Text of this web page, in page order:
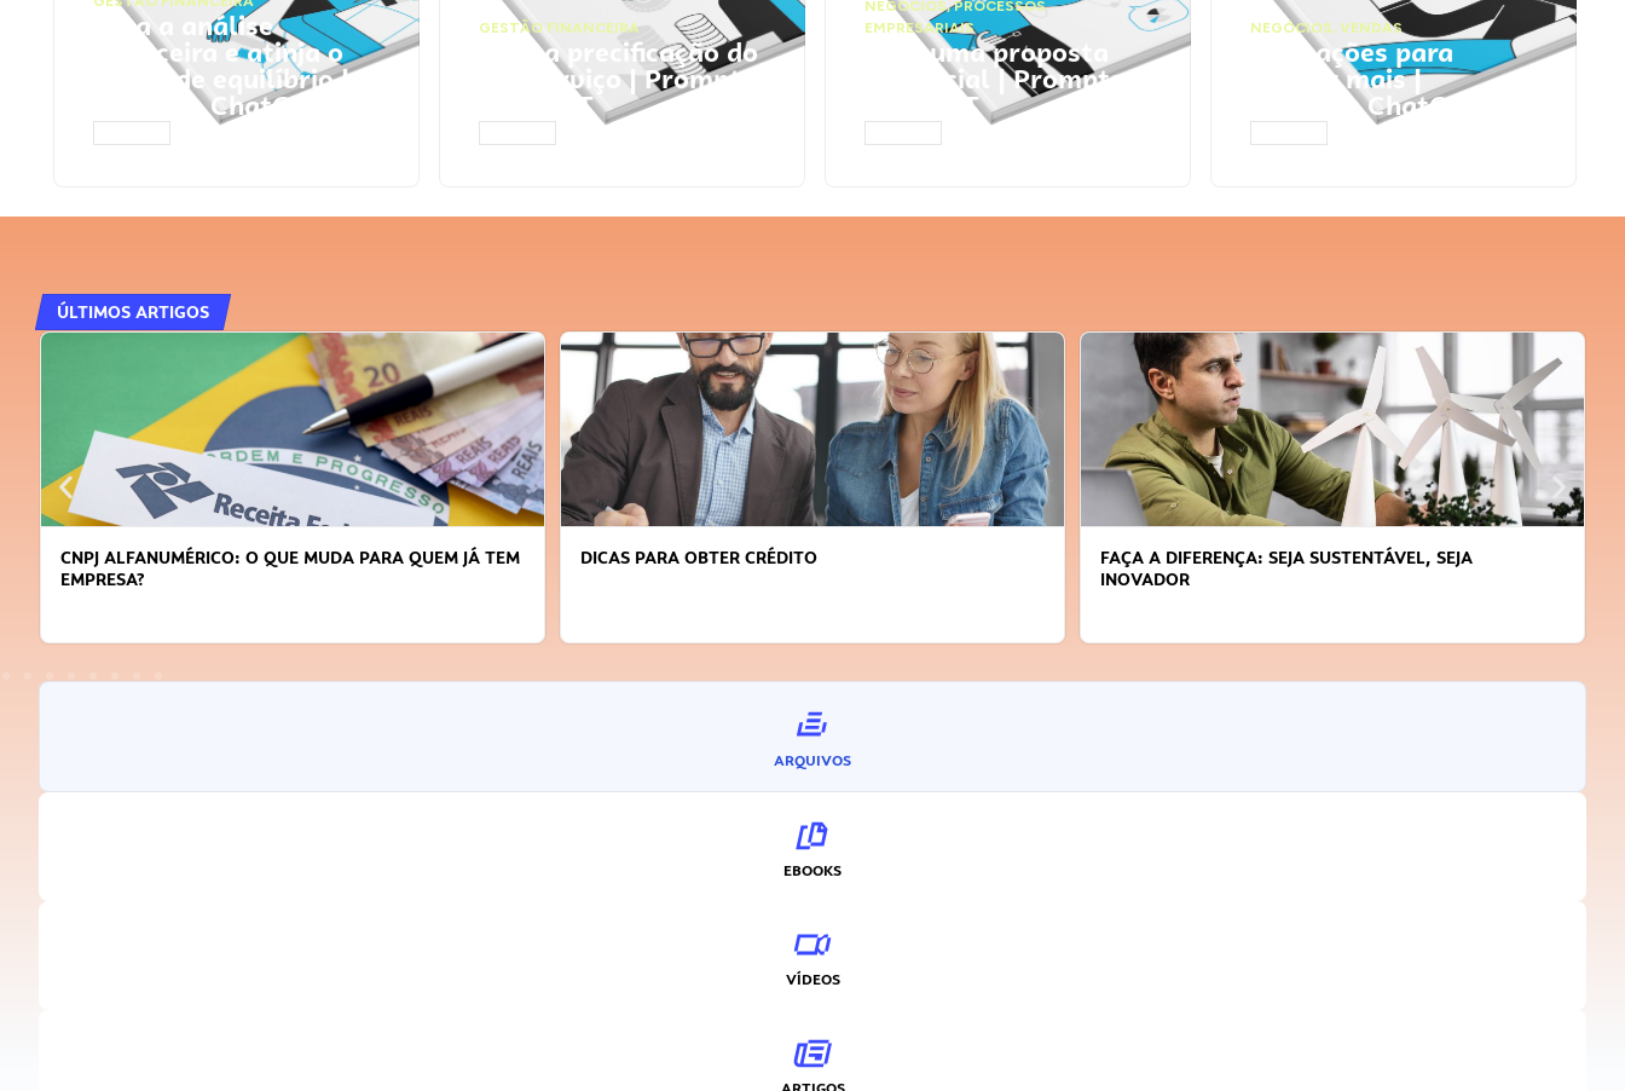
Faça a análise
financeira e atinja o
ponto de equilíbrio |
Prompts ChatGPT
GESTÃO FINANCEIRA
Faça a precificação do
seu serviço | Prompts
ChatGPT
NEGÓCIOS,PROCESSOS
EMPRESARIAIS
Faça uma proposta
comercial | Prompts
ChatGPT
NEGÓCIOS, VENDAS
Faça ações para
vender mais |
Prompts ChatGPT
ÚLTIMOS ARTIGOS
CNPJ ALFANUMÉRICO: O QUE MUDA PARA QUEM JÁ TEM
EMPRESA?
DICAS PARA OBTER CRÉDITO
FAÇA A DIFERENÇA: SEJA SUSTENTÁVEL, SEJA
INOVADOR
ARQUIVOS
EBOOKS
VÍDEOS